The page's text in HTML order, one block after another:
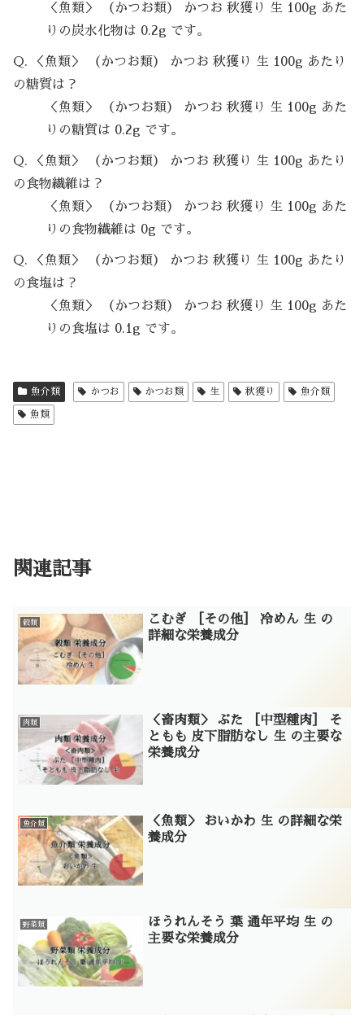
＜魚類＞ （かつお類） かつお 秋獲り 生 100g あた
りの炭水化物は 0.2g です。
Q. ＜魚類＞ （かつお類） かつお 秋獲り 生 100g あたり
の糖質は？
＜魚類＞ （かつお類） かつお 秋獲り 生 100g あた
りの糖質は 0.2g です。
Q. ＜魚類＞ （かつお類） かつお 秋獲り 生 100g あたり
の食物繊維は？
＜魚類＞ （かつお類） かつお 秋獲り 生 100g あた
りの食物繊維は 0g です。
Q. ＜魚類＞ （かつお類） かつお 秋獲り 生 100g あたり
の食塩は？
＜魚類＞ （かつお類） かつお 秋獲り 生 100g あた
りの食塩は 0.1g です。
魚介類 かつお かつお類 生 秋獲り 魚介類
魚類
関連記事
穀類
こむぎ ［その他］ 冷めん 生 の
詳細な栄養成分
肉類
＜畜肉類＞ ぶた ［中型種肉］ そ
ともも 皮下脂肪なし 生 の主要な
栄養成分
魚介類
＜魚類＞ おいかわ 生 の詳細な栄
養成分
野菜類
ほうれんそう 葉 通年平均 生 の
主要な栄養成分